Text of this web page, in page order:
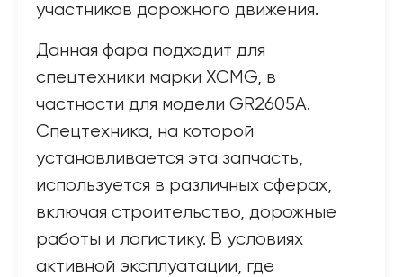
участников дорожного движения.
Данная фара подходит для
спецтехники марки XCMG, в
частности для модели GR2605A.
Спецтехника, на которой
устанавливается эта запчасть,
используется в различных сферах,
включая строительство, дорожные
работы и логистику. В условиях
активной эксплуатации, где